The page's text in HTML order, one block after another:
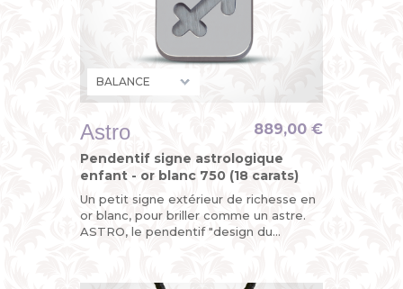
Astro
Pendentif signe astrologique
enfant - or blanc 750 (18 carats)
Un petit signe extérieur de richesse en
or blanc, pour briller comme un astre.
ASTRO, le pendentif "design du
889,00 €